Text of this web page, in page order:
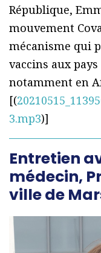
République,
mouvement
mécanisme qui
vaccins aux
notamment en
[(
3.mp3)]
Entretien
médecin,
ville de